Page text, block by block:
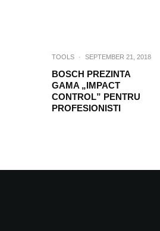
TOOLS · SEPTEMBER 21, 2018
BOSCH PREZINTA
GAMA „IMPACT
CONTROL” PENTRU
PROFESIONISTI